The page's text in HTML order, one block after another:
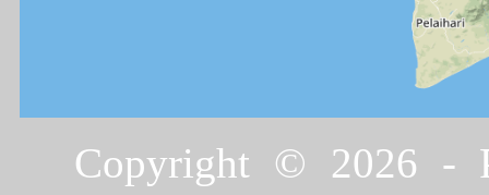
Copyright © 2026 -